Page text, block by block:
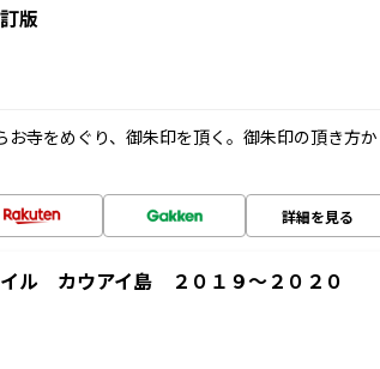
版
寺をめぐり、御朱印を頂く。御朱印の頂き方か
詳細を見る
ル カウアイ島 ２０１９～２０２０